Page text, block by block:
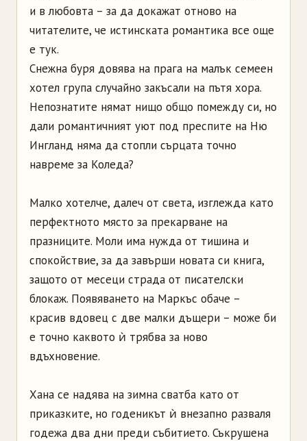
и в любовта – за да докажат отново на
читателите, че истинската романтика все още
е тук.
Снежна буря довява на прага на малък семеен
хотел група случайно закъсали на пътя хора.
Непознатите нямат нищо общо помежду си, но
дали романтичният уют под преспите на Ню
Ингланд няма да стопли сърцата точно
навреме за Коледа?
Малко хотелче, далеч от света, изглежда като
перфектното място за прекарване на
празниците. Моли има нужда от тишина и
спокойствие, за да завърши новата си книга,
защото от месеци страда от писателски
блокаж. Появяването на Маркъс обаче –
красив вдовец с две малки дъщери – може би
е точно каквото ѝ трябва за ново
вдъхновение.
Хана се надява на зимна сватба като от
приказките, но годеникът ѝ внезапно разваля
годежа два дни преди събитието. Съкрушена